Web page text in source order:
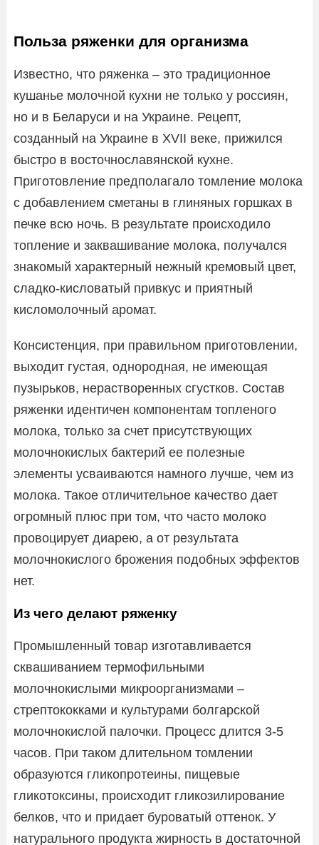
Польза ряженки для организма
Известно, что ряженка – это традиционное
кушанье молочной кухни не только у россиян,
но и в Беларуси и на Украине. Рецепт,
созданный на Украине в XVII веке, прижился
быстро в восточнославянской кухне.
Приготовление предполагало томление молока
с добавлением сметаны в глиняных горшках в
печке всю ночь. В результате происходило
топление и заквашивание молока, получался
знакомый характерный нежный кремовый цвет,
сладко-кисловатый привкус и приятный
кисломолочный аромат.
Консистенция, при правильном приготовлении,
выходит густая, однородная, не имеющая
пузырьков, нерастворенных сгустков. Состав
ряженки идентичен компонентам топленого
молока, только за счет присутствующих
молочнокислых бактерий ее полезные
элементы усваиваются намного лучше, чем из
молока. Такое отличительное качество дает
огромный плюс при том, что часто молоко
провоцирует диарею, а от результата
молочнокислого брожения подобных эффектов
нет.
Из чего делают ряженку
Промышленный товар изготавливается
сквашиванием термофильными
молочнокислыми микроорганизмами –
стрептококками и культурами болгарской
молочнокислой палочки. Процесс длится 3-5
часов. При таком длительном томлении
образуются гликопротеины, пищевые
гликотоксины, происходит гликозилирование
белков, что и придает буроватый оттенок. У
натурального продукта жирность в достаточной